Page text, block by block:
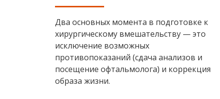
Два основных момента в подготовке к
хирургическому вмешательству — это
исключение возможных
противопоказаний (сдача анализов и
посещение офтальмолога) и коррекция
образа жизни.